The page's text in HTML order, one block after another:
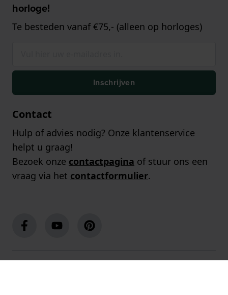
horloge!
Te besteden vanaf €75,- (alleen op horloges)
Inschrijven
Contact
Hulp of advies nodig? Onze klantenservice
helpt u graag!
Bezoek onze contactpagina of stuur ons een
vraag via het contactformulier.